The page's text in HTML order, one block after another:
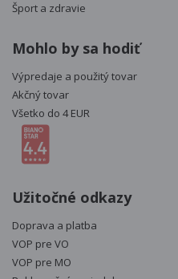
Šport a zdravie
Mohlo by sa hodiť
Výpredaje a použitý tovar
Akčný tovar
Všetko do 4 EUR
Užitočné odkazy
Doprava a platba
VOP pre VO
VOP pre MO